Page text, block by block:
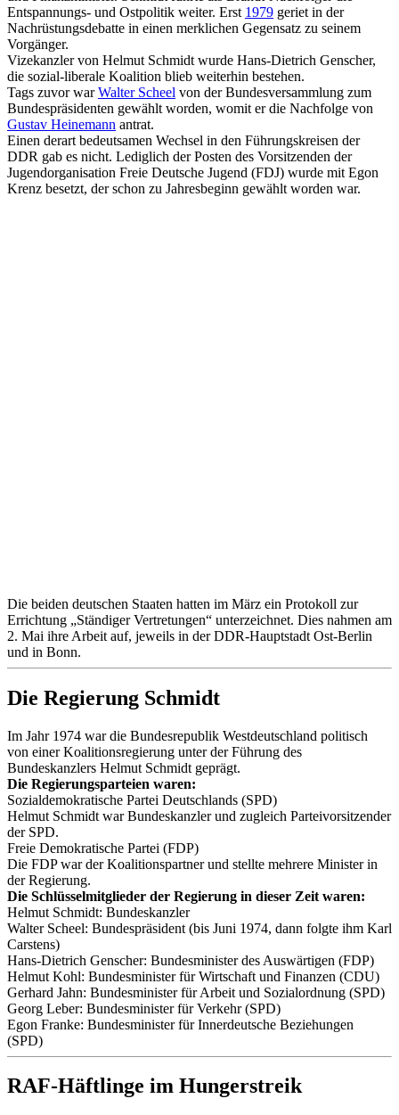
Entspannungs- und Ostpolitik weiter. Erst 1979 geriet in der
Nachrüstungsdebatte in einen merklichen Gegensatz zu seinem
Vorgänger.
Vizekanzler von Helmut Schmidt wurde Hans-Dietrich Genscher,
die sozial-liberale Koalition blieb weiterhin bestehen.
Tags zuvor warWalter Scheel von der Bundesversammlung zum
Bundespräsidenten gewählt worden, womit er die Nachfolge von
Gustav Heinemann antrat.
Einen derart bedeutsamen Wechsel in den Führungskreisen der
DDR gab es nicht. Lediglich der Posten des Vorsitzenden der
Jugendorganisation Freie Deutsche Jugend (FDJ) wurde mit Egon
Krenz besetzt, der schon zu Jahresbeginn gewählt worden war.
Die beiden deutschen Staaten hatten im März ein Protokoll zur
Errichtung „Ständiger Vertretungen“ unterzeichnet. Dies nahmen am
2. Mai ihre Arbeit auf, jeweils in der DDR-Hauptstadt Ost-Berlin
und in Bonn.
Die Regierung Schmidt
Im Jahr 1974 war die Bundesrepublik Westdeutschland politisch
von einer Koalitionsregierung unter der Führung des
Bundeskanzlers Helmut Schmidt geprägt.
Die Regierungsparteien waren:
Sozialdemokratische Partei Deutschlands (SPD)
Helmut Schmidt war Bundeskanzler und zugleich Parteivorsitzender
der SPD.
Freie Demokratische Partei (FDP)
Die FDP war der Koalitionspartner und stellte mehrere Minister in
der Regierung.
Die Schlüsselmitglieder der Regierung in dieser Zeit waren:
Helmut Schmidt: Bundeskanzler
Walter Scheel: Bundespräsident (bis Juni 1974, dann folgte ihm Karl
Carstens)
Hans-Dietrich Genscher: Bundesminister des Auswärtigen (FDP)
Helmut Kohl: Bundesminister für Wirtschaft und Finanzen (CDU)
Gerhard Jahn: Bundesminister für Arbeit und Sozialordnung (SPD)
Georg Leber: Bundesminister für Verkehr (SPD)
Egon Franke: Bundesminister für Innerdeutsche Beziehungen
(SPD)
RAF-Häftlinge im Hungerstreik